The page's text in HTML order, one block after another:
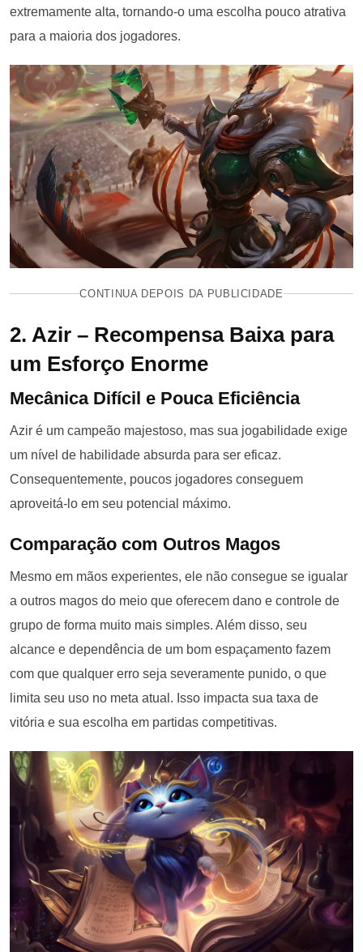
extremamente alta, tornando-o uma escolha pouco atrativa
para a maioria dos jogadores.
CONTINUA DEPOIS DA PUBLICIDADE
2. Azir – Recompensa Baixa para
um Esforço Enorme
Mecânica Difícil e Pouca Eficiência
Azir é um campeão majestoso, mas sua jogabilidade exige
um nível de habilidade absurda para ser eficaz.
Consequentemente, poucos jogadores conseguem
aproveitá-lo em seu potencial máximo.
Comparação com Outros Magos
Mesmo em mãos experientes, ele não consegue se igualar
a outros magos do meio que oferecem dano e controle de
grupo de forma muito mais simples. Além disso, seu
alcance e dependência de um bom espaçamento fazem
com que qualquer erro seja severamente punido, o que
limita seu uso no meta atual. Isso impacta sua taxa de
vitória e sua escolha em partidas competitivas.